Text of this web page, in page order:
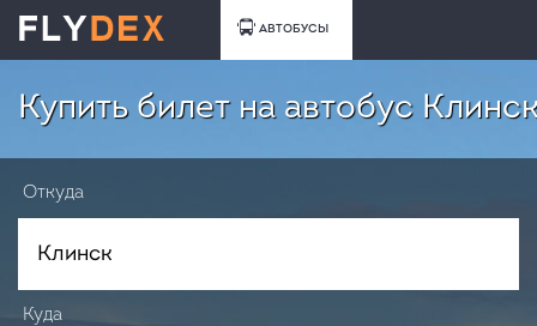
АВТОБУСЫ
Купить билет на автобус
Откуда
Куда